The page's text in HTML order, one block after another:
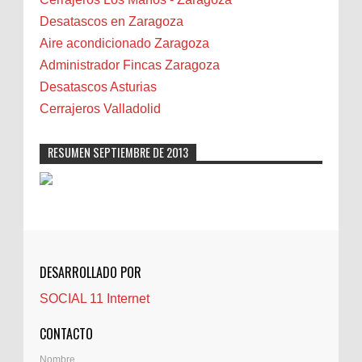
Biota
Camareta
Cáncer
Carmela Sauras
Carnavales
Castellón
Cerrajeros
Cocinas
Comentarios de la afición
Controller Zaragoza
Desatascos en Zaragoza
Aire acondicionado Zaragoza
Administrador Fincas Zaragoza
Desatascos Asturias
Cerrajeros Valladolid
RESUMEN SEPTIEMBRE DE 2013
DESARROLLADO POR
SOCIAL 11 Internet
CONTACTO